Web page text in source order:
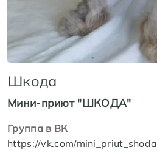
Шкода
Мини-приют "ШКОДА"
Группа в ВК
https://vk.com/mini_priut_shoda